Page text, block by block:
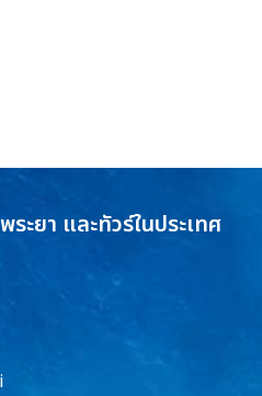
ะยา และทัวร์ในประเทศ